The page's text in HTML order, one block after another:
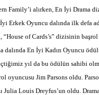
Family’i alırken, En İyi Drama
Erkek Oyuncu dalında ilk defa
“House of Cards’s” dizisinin
dalında En İyi Kadın Oyuncu
yıl da bu ödülün sahibi
oyuncusu Jim Parsons oldu.
Julia Louis Dreyfus’un oldu.